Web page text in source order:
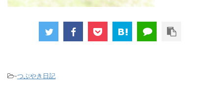
-つぶやき日記